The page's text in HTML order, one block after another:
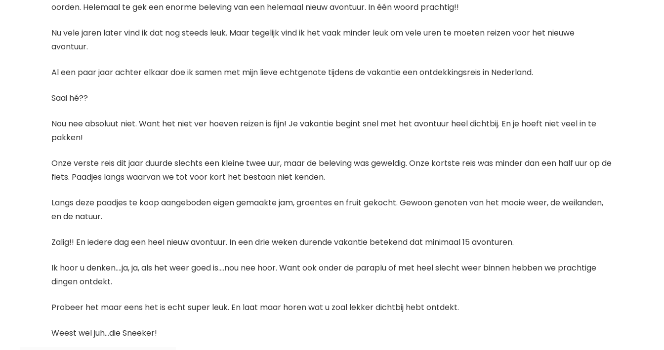
oorden. Helemaal te gek een enorme beleving van een helemaal nieuw avontuur. In één woord prachtig!!
Nu vele jaren later vind ik dat nog steeds leuk. Maar tegelijk vind ik het vaak minder leuk om vele uren te moeten reizen voor het nieuwe
avontuur.
Al een paar jaar achter elkaar doe ik samen met mijn lieve echtgenote tijdens de vakantie een ontdekkingsreis in Nederland.
Saai hé??
Nou nee absoluut niet. Want het niet ver hoeven reizen is fijn! Je vakantie begint snel met het avontuur heel dichtbij. En je hoeft niet veel in te
pakken!
Onze verste reis dit jaar duurde slechts een kleine twee uur, maar de beleving was geweldig. Onze kortste reis was minder dan een half uur op de
fiets. Paadjes langs waarvan we tot voor kort het bestaan niet kenden.
Langs deze paadjes te koop aangeboden eigen gemaakte jam, groentes en fruit gekocht. Gewoon genoten van het mooie weer, de weilanden,
en de natuur.
Zalig!! En iedere dag een heel nieuw avontuur. In een drie weken durende vakantie betekend dat minimaal 15 avonturen.
Ik hoor u denken….ja, ja, als het weer goed is….nou nee hoor. Want ook onder de paraplu of met heel slecht weer binnen hebben we prachtige
dingen ontdekt.
Probeer het maar eens het is echt super leuk. En laat maar horen wat u zoal lekker dichtbij hebt ontdekt.
Weest wel juh…die Sneeker!